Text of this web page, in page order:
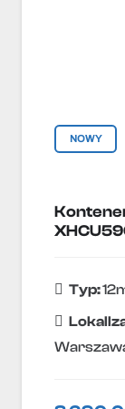
NOWY
Typ: